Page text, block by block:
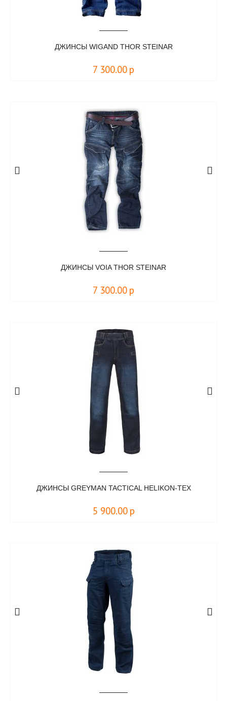
ДЖИНСЫ WIGAND THOR STEINAR
7 300.00 р
ДЖИНСЫ VOIA THOR STEINAR
7 300.00 р
ДЖИНСЫ GREYMAN TACTICAL HELIKON-TEX
5 900.00 р